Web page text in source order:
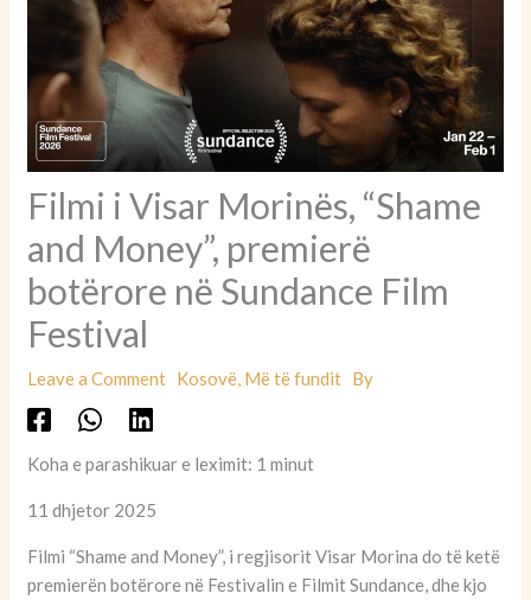
Filmi i Visar Morinës, “Shame
and Money”, premierë
botërore në Sundance Film
Festival
Leave a Comment Kosovë Më të fundit By
Koha e parashikuar e leximit: 1 minut
11 dhjetor 2025
Filmi “Shame and Money”, i regjisorit Visar Morina do të ketë
premierën botërore në Festivalin e Filmit Sundance, dhe kjo